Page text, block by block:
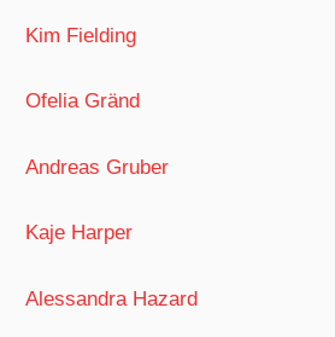
Kim Fielding
Ofelia Gränd
Andreas Gruber
Kaje Harper
Alessandra Hazard